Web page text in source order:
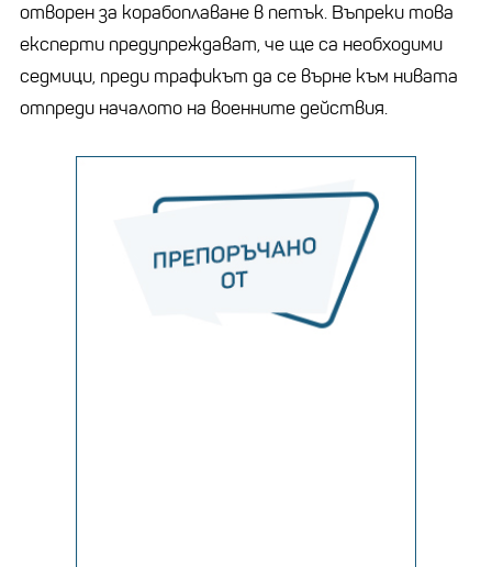
отворен за корабоплаване в петък. Въпреки това
експерти предупреждават, че ще са необходими
седмици, преди трафикът да се върне към нивата
отпреди началото на военните действия.